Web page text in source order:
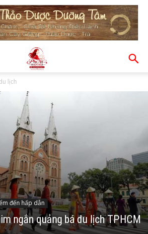
lịch
đến hấp dẫn
ngắn quảng bá du lịch TPHCM